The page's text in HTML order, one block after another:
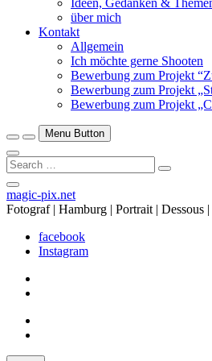
über mich
Kontakt
Allgemein
Ich möchte gerne Shooten
Bewerbung zum Projekt
Bewerbung zum Projekt
Bewerbung zum Projekt
Menu Button
Search
…
Close
Side
Menu
magic-pix.net
Fotograf | Hamburg | Portrait | Dessous
facebook
Instagram